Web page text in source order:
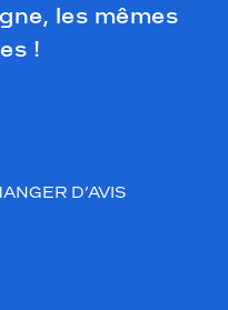
les mêmes
!
D’AVIS